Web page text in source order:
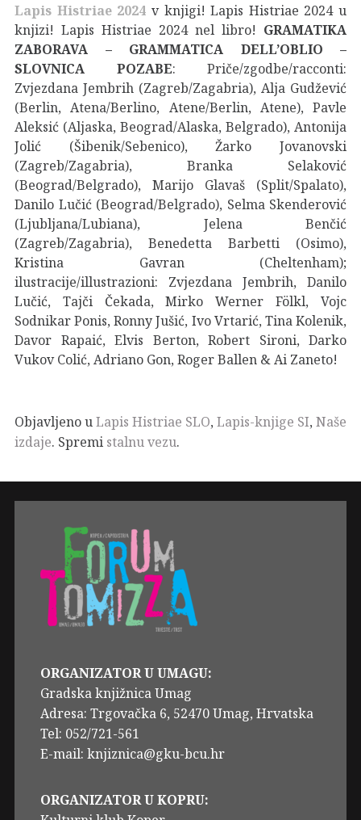
Lapis Histriae 2024 v knjigi! Lapis Histriae 2024 u
knjizi! Lapis Histriae 2024 nel libro! GRAMATIKA
ZABORAVA – GRAMMATICA DELL’OBLIO –
SLOVNICA POZABE: Priče/zgodbe/racconti:
Zvjezdana Jembrih (Zagreb/Zagabria), Alja Gudžević
(Berlin, Atena/Berlino, Atene/Berlin, Atene), Pavle
Aleksić (Aljaska, Beograd/Alaska, Belgrado), Antonija
Jolić (Šibenik/Sebenico), Žarko Jovanovski
(Zagreb/Zagabria), Branka Selaković
(Beograd/Belgrado), Marijo Glavaš (Split/Spalato),
Danilo Lučić (Beograd/Belgrado), Selma Skenderović
(Ljubljana/Lubiana), Jelena Benčić
(Zagreb/Zagabria), Benedetta Barbetti (Osimo),
Kristina Gavran (Cheltenham);
ilustracije/illustrazioni: Zvjezdana Jembrih, Danilo
Lučić, Tajči Čekada, Mirko Werner Fölkl, Vojc
Sodnikar Ponis, Ronny Jušić, Ivo Vrtarić, Tina Kolenik,
Davor Rapaić, Elvis Berton, Robert Sironi, Darko
Vukov Colić, Adriano Gon, Roger Ballen & Ai Zaneto!
Objavljeno uLapis Histriae SLO, Lapis-knjige SI, Naše
izdaje. Spremi stalnu vezu.
ORGANIZATOR U UMAGU:
Gradska knjižnica Umag
Adresa: Trgovačka 6, 52470 Umag, Hrvatska
Tel: 052/721-561
E-mail: knjiznica@gku-bcu.hr
ORGANIZATOR U KOPRU: